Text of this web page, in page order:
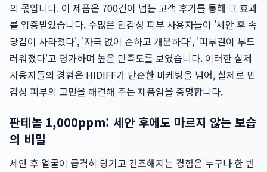
의 몫입니다. 이 제품은 700건이 넘는 고객 후기를 통해 그 효과
를 입증받았습니다. 수많은 민감성 피부 사용자들이 '세안 후 속
당김이 사라졌다', '자극 없이 순하고 개운하다', '피부결이 부드
러워졌다'고 평가하며 높은 만족도를 보였습니다. 이러한 실제
사용자들의 경험은 HIDIFF가 단순한 마케팅을 넘어, 실제로 민
감성 피부의 고민을 해결해 주는 제품임을 증명합니다.
판테놀 1,000ppm: 세안 후에도 마르지 않는 보습
의 비밀
세안 후 얼굴이 급격히 당기고 건조해지는 경험은 누구나 한 번